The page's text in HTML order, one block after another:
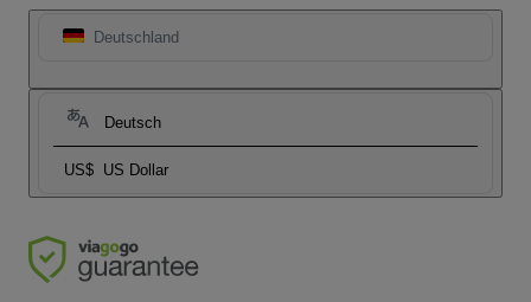
Deutschland
Deutsch
US$ US Dollar